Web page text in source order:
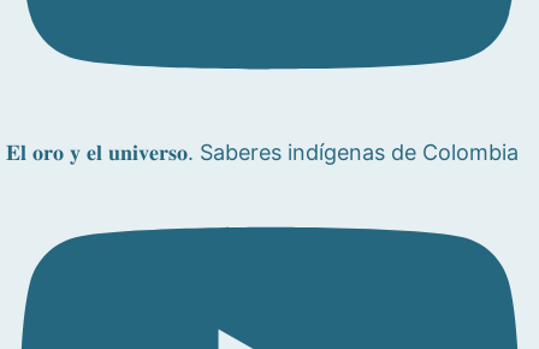
𝐄𝐥 𝐨𝐫𝐨 𝐲 𝐞𝐥 𝐮𝐧𝐢𝐯𝐞𝐫𝐬𝐨. Saberes indígenas de Colombia